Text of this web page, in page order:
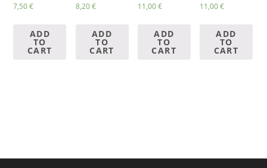
7,50€
ADD
TO
CART
8,20€
ADD
TO
CART
11,00€
ADD
TO
CART
11,00€
ADD
TO
CART